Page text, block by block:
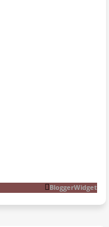
BloggerWidget